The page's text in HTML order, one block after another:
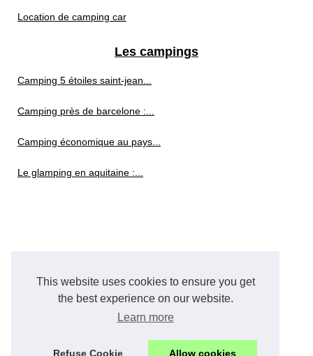
This website uses cookies to ensure you get
the best experience on our website.
Learn more
Refuse Cookie Allow cookies
Location de camping car
Les campings
Camping 5 étoiles saint-jean...
Camping près de barcelone :...
Camping économique au pays...
Le glamping en aquitaine :...